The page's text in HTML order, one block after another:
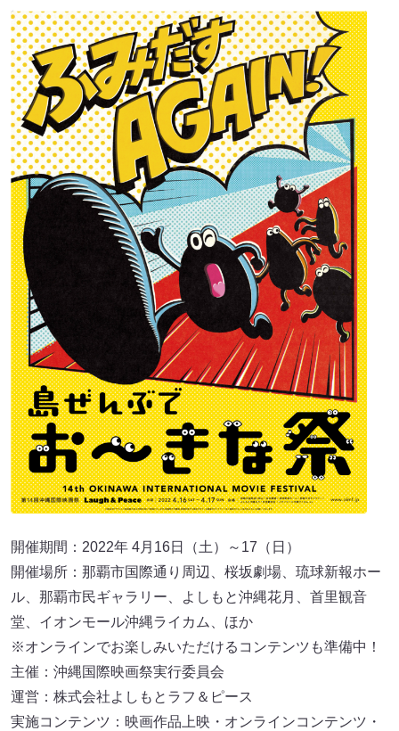
開催期間：2022年 4月16日（土）～17（日）
開催場所：那覇市国際通り周辺、桜坂劇場、琉球新報ホー
ル、那覇市民ギャラリー、よしもと沖縄花月、首里観音
堂、イオンモール沖縄ライカム、ほか
※オンラインでお楽しみいただけるコンテンツも準備中！
主催：沖縄国際映画祭実行委員会
運営：株式会社よしもとラフ＆ピース
実施コンテンツ：映画作品上映・オンラインコンテンツ・